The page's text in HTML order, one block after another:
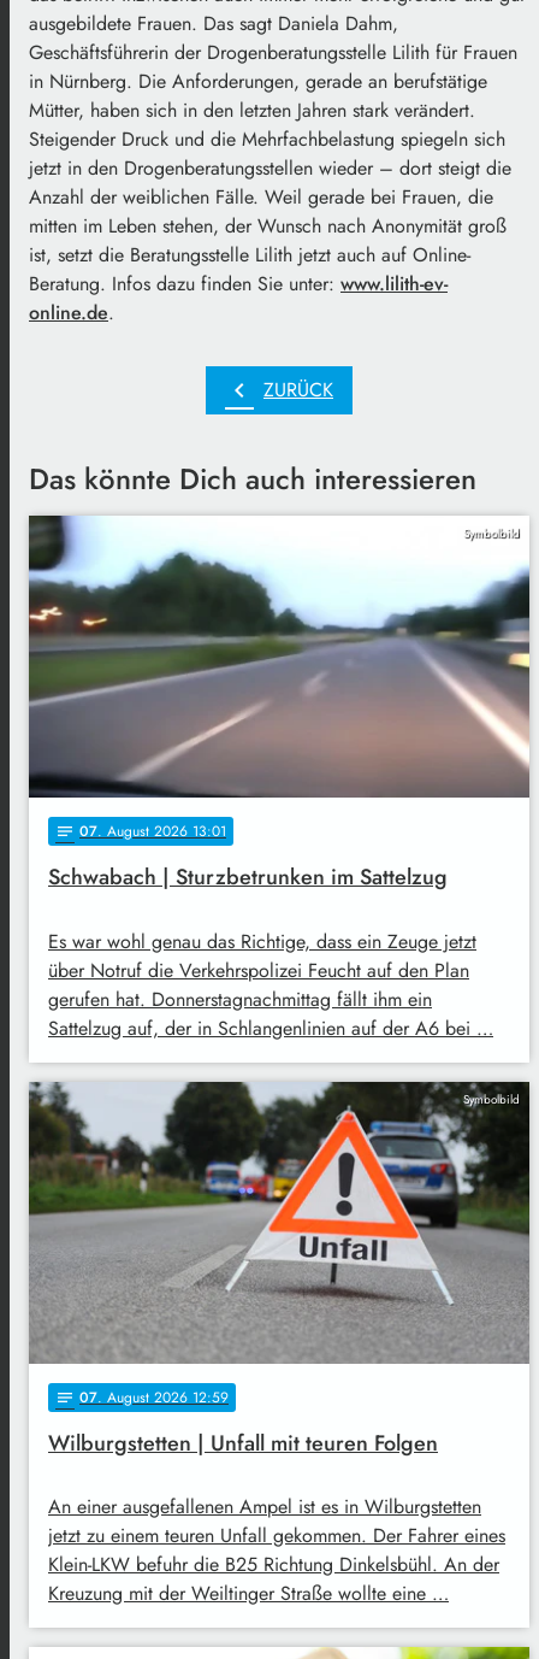
ausgebildete Frauen. Das sagt Daniela Dahm,
Geschäftsführerin der Drogenberatungsstelle Lilith für Frauen
in Nürnberg. Die Anforderungen, gerade an berufstätige
Mütter, haben sich in den letzten Jahren stark verändert.
Steigender Druck und die Mehrfachbelastung spiegeln sich
jetzt in den Drogenberatungsstellen wieder – dort steigt die
Anzahl der weiblichen Fälle. Weil gerade bei Frauen, die
mitten im Leben stehen, der Wunsch nach Anonymität groß
ist, setzt die Beratungsstelle Lilith jetzt auch auf Online-
Beratung. Infos dazu finden Sie unter: www.lilith-ev-
online.de.
chevron_left ZURÜCK
Das könnte Dich auch interessieren
Symbolbild
notes 07. August 2026 13:01
Schwabach | Sturzbetrunken im Sattelzug
Es war wohl genau das Richtige, dass ein Zeuge jetzt
über Notruf die Verkehrspolizei Feucht auf den Plan
gerufen hat. Donnerstagnachmittag fällt ihm ein
Sattelzug auf, der in Schlangenlinien auf der A6 bei …
Symbolbild
notes 07. August 2026 12:59
Wilburgstetten | Unfall mit teuren Folgen
An einer ausgefallenen Ampel ist es in Wilburgstetten
jetzt zu einem teuren Unfall gekommen. Der Fahrer eines
Klein-LKW befuhr die B25 Richtung Dinkelsbühl. An der
Kreuzung mit der Weiltinger Straße wollte eine …